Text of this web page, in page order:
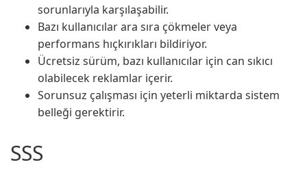
sorunlarıyla karşılaşabilir.
Bazı kullanıcılar ara sıra çökmeler veya
performans hıçkırıkları bildiriyor.
Ücretsiz sürüm, bazı kullanıcılar için can sıkıcı
olabilecek reklamlar içerir.
Sorunsuz çalışması için yeterli miktarda sistem
belleği gerektirir.
SSS